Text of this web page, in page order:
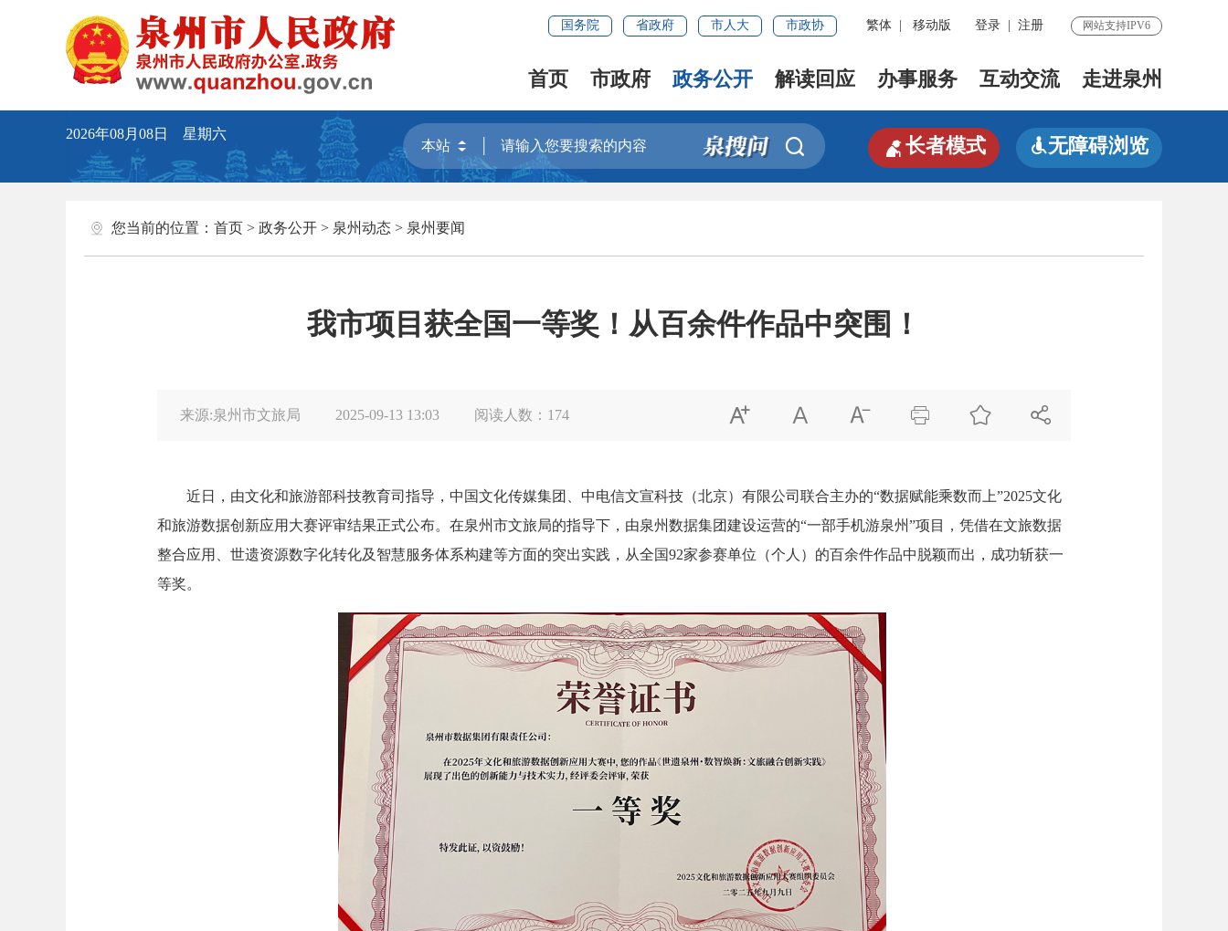
国务院 省政府 市人大 市政协 繁体 移动版 登录 注册 网站支持IPV6
首页 市政府 政务公开 解读回应 办事服务 互动交流 走进泉州
2026年08月08日 星期六
 长者模式 无障碍浏览
您当前的位置： 首页 > 政务公开 > 泉州动态 > 泉州要闻
我市项目获全国一等奖！从百余件作品中突围！
来源:泉州市文旅局 2025-09-13 13:03 阅读人数： 174      
近日，由文化和旅游部科技教育司指导，中国文化传媒集团、中电信文宣科技（北京）有限公司联合主办的“数据赋能乘数而上”2025文化
和旅游数据创新应用大赛评审结果正式公布。在泉州市文旅局的指导下，由泉州数据集团建设运营的“一部手机游泉州”项目，凭借在文旅数据
整合应用、世遗资源数字化转化及智慧服务体系构建等方面的突出实践，从全国92家参赛单位（个人）的百余件作品中脱颖而出，成功斩获一
等奖。